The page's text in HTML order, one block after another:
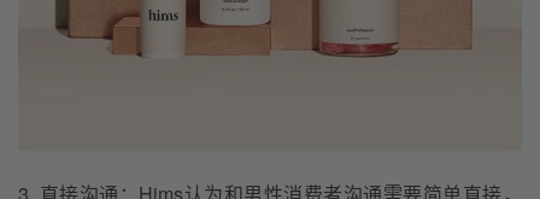
3. 直接沟通：Hims认为和男性消费者沟通需要简单直接，